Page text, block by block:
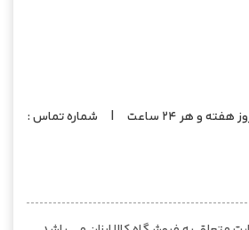
پاسخگویی تلفنی هر 7 روز هفته و هر 24 ساعت | شماره تماس :